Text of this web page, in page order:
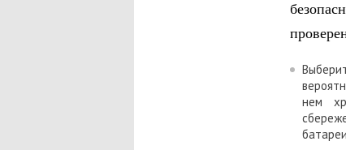
нем